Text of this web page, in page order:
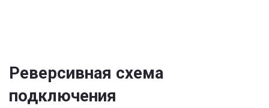
Реверсивная схема
подключения